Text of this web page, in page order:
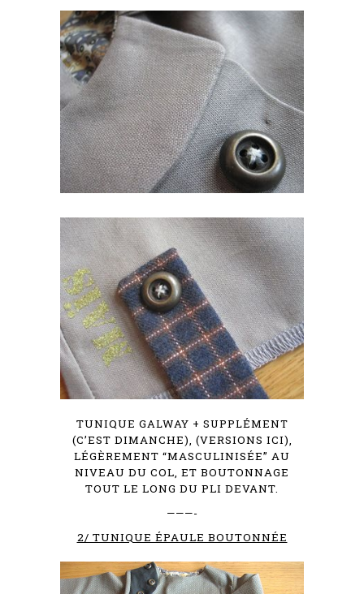
TUNIQUE GALWAY + SUPPLÉMENT
(C’EST DIMANCHE), (VERSIONS ICI),
LÉGÈREMENT “MASCULINISÉE” AU
NIVEAU DU COL, ET BOUTONNAGE
TOUT LE LONG DU PLI DEVANT.
———-
2/ TUNIQUE ÉPAULE BOUTONNÉE